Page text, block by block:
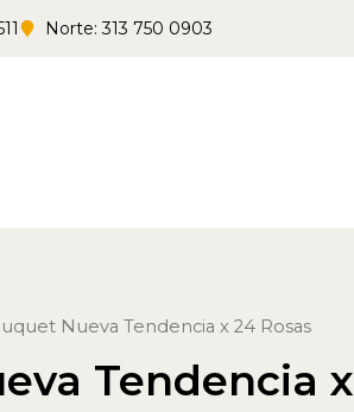
Norte: 313 750 0903
Nueva Tendencia x 24 Rosas
Tendencia x